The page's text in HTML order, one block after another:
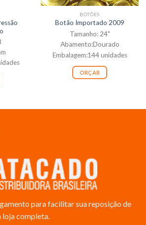
BOTÕES
Botão Importado 2009
Tamanho: 24"
Abamento:Dourado
Embalagem:144 unidades
ORÇAR
para facilitar sua reposição de
loja completa.